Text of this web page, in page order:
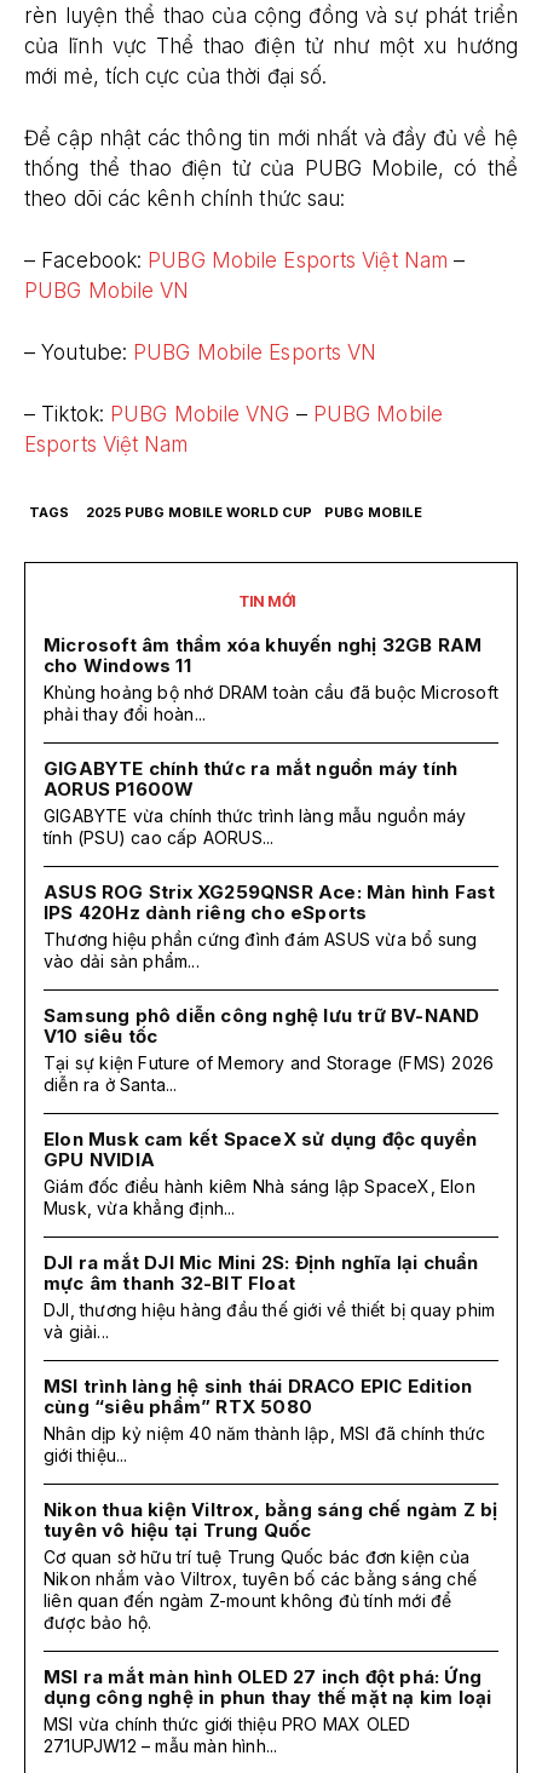
rèn luyện thể thao của cộng đồng và sự phát triển
của lĩnh vực Thể thao điện tử như một xu hướng
mới mẻ, tích cực của thời đại số.
Để cập nhật các thông tin mới nhất và đầy đủ về hệ
thống thể thao điện tử của PUBG Mobile, có thể
theo dõi các kênh chính thức sau:
– Facebook: PUBG Mobile Esports Việt Nam –
PUBG Mobile VN
– Youtube: PUBG Mobile Esports VN
– Tiktok: PUBG Mobile VNG – PUBG Mobile
Esports Việt Nam
TAGS 2025 PUBG MOBILE WORLD CUP PUBG MOBILE
TIN MỚI
Microsoft âm thầm xóa khuyến nghị 32GB RAM
cho Windows 11
Khủng hoảng bộ nhớ DRAM toàn cầu đã buộc Microsoft
phải thay đổi hoàn...
GIGABYTE chính thức ra mắt nguồn máy tính
AORUS P1600W
GIGABYTE vừa chính thức trình làng mẫu nguồn máy
tính (PSU) cao cấp AORUS...
ASUS ROG Strix XG259QNSR Ace: Màn hình Fast
IPS 420Hz dành riêng cho eSports
Thương hiệu phần cứng đình đám ASUS vừa bổ sung
vào dải sản phẩm...
Samsung phô diễn công nghệ lưu trữ BV-NAND
V10 siêu tốc
Tại sự kiện Future of Memory and Storage (FMS) 2026
diễn ra ở Santa...
Elon Musk cam kết SpaceX sử dụng độc quyền
GPU NVIDIA
Giám đốc điều hành kiêm Nhà sáng lập SpaceX, Elon
Musk, vừa khẳng định...
DJI ra mắt DJI Mic Mini 2S: Định nghĩa lại chuẩn
mực âm thanh 32-BIT Float
DJI, thương hiệu hàng đầu thế giới về thiết bị quay phim
và giải...
MSI trình làng hệ sinh thái DRACO EPIC Edition
cùng “siêu phẩm” RTX 5080
Nhân dịp kỷ niệm 40 năm thành lập, MSI đã chính thức
giới thiệu...
Nikon thua kiện Viltrox, bằng sáng chế ngàm Z bị
tuyên vô hiệu tại Trung Quốc
Cơ quan sở hữu trí tuệ Trung Quốc bác đơn kiện của
Nikon nhắm vào Viltrox, tuyên bố các bằng sáng chế
liên quan đến ngàm Z-mount không đủ tính mới để
được bảo hộ.
MSI ra mắt màn hình OLED 27 inch đột phá: Ứng
dụng công nghệ in phun thay thế mặt nạ kim loại
MSI vừa chính thức giới thiệu PRO MAX OLED
271UPJW12 – mẫu màn hình...